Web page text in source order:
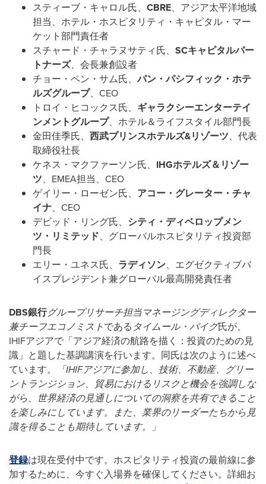
スティーブ・キャロル氏、 CBRE、アジア太平洋地域
担当、ホテル・ホスピタリティ・キャピタル・マー
ケット部門責任者
スチャード・チャラヌサティ氏、 SCキャピタルパー
トナーズ、会長兼創設者
チョー・ペン・サム氏、パン・パシフィック・ホテ
ルズグループ、CEO
トロイ・ヒコックス氏、 ギャラクシーエンターテイ
ンメントグループ、ホテル＆ライフスタイル部門長
金田佳季氏、 西武プリンスホテルズ&リゾーツ、代表
取締役社長
ケネス・マクファーソン氏、 IHGホテルズ＆リゾー
ツ、EMEA担当、CEO
ゲイリー・ローゼン氏、 アコー・グレーター・チャ
イナ、CEO
デビッド・リング氏、 シティ・ディベロップメン
ツ・リミテッド、グローバルホスピタリティ投資部
門長
エリー・ユネス氏、 ラディソン、エグゼクティブバ
イスプレジデント兼グローバル最高開発責任者
DBS銀行グループリサーチ担当マネージングディレクター
兼チーフエコノミストである タイムール・バイグ氏が、
IHIFアジアで「アジア経済の航路を描く：投資のための見
識」と題した基調講演を行います。同氏は次のように述べ
ています。
「IHIFアジアに参加し、技術、不動産、グリー
ントランジション、貿易におけるリスクと機会を強調しな
がら、世界経済の見通しについての洞察を共有できること
を楽しみにしています。また、業界のリーダーたちから見
識を得ることも期待しています。」
登録は現在受付中です。ホスピタリティ投資の最前線に参
加するために、今すぐ入場券を確保してください。詳細お